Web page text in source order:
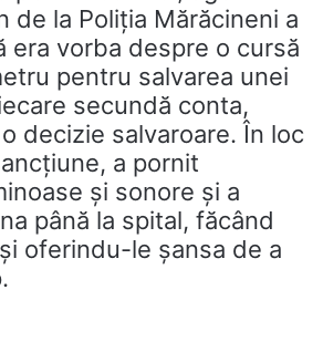
de la Poliția Mărăcineni a
era vorba despre o cursă
pentru salvarea unei
secundă conta,
decizie salvaroare. În loc
a pornit
și sonore și a
până la spital, făcând
oferindu-le șansa de a